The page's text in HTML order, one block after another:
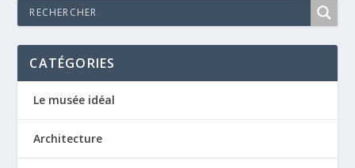
CATÉGORIES
Le musée idéal
Architecture